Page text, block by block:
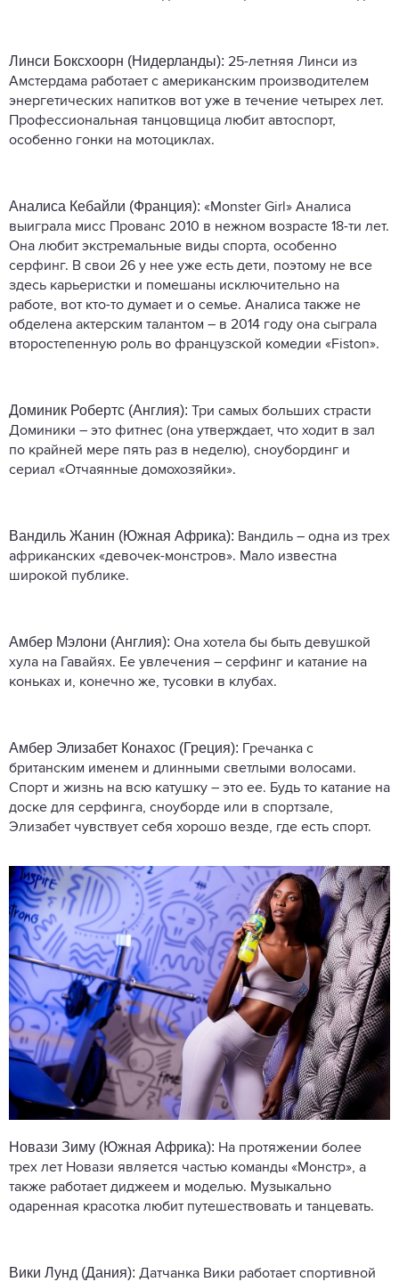
Линси Боксхоорн (Нидерланды): 25-летняя Линси из
Амстердама работает с американским производителем
энергетических напитков вот уже в течение четырех лет.
Профессиональная танцовщица любит автоспорт,
особенно гонки на мотоциклах.
Аналиса Кебайли (Франция): «Monster Girl» Аналиса
выиграла мисс Прованс 2010 в нежном возрасте 18-ти лет.
Она любит экстремальные виды спорта, особенно
серфинг. В свои 26 у нее уже есть дети, поэтому не все
здесь карьеристки и помешаны исключительно на
работе, вот кто-то думает и о семье. Аналиса также не
обделена актерским талантом – в 2014 году она сыграла
второстепенную роль во французской комедии «Fiston».
Доминик Робертс (Англия): Три самых больших страсти
Доминики – это фитнес (она утверждает, что ходит в зал
по крайней мере пять раз в неделю), сноубординг и
сериал «Отчаянные домохозяйки».
Вандиль Жанин (Южная Африка): Вандиль – одна из трех
африканских «девочек-монстров». Мало известна
широкой публике.
Амбер Мэлони (Англия): Она хотела бы быть девушкой
хула на Гавайях. Ее увлечения – серфинг и катание на
коньках и, конечно же, тусовки в клубах.
Амбер Элизабет Конахос (Греция): Гречанка с
британским именем и длинными светлыми волосами.
Спорт и жизнь на всю катушку – это ее. Будь то катание на
доске для серфинга, сноуборде или в спортзале,
Элизабет чувствует себя хорошо везде, где есть спорт.
Новази Зиму (Южная Африка): На протяжении более
трех лет Новази является частью команды «Монстр», а
также работает диджеем и моделью. Музыкально
одаренная красотка любит путешествовать и танцевать.
Вики Лунд (Дания): Датчанка Вики работает спортивной